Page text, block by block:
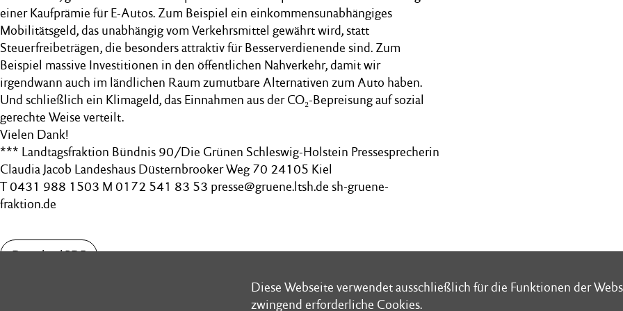
Diese Webseite verwendet ausschließlich für die Funktionen der
zwingend erforderliche Cookies.
Diese Webseite verwendet ausschließlich für die Funktionen der
zwingend erforderliche Cookies.
einer Kaufprämie für E-Autos. Zum Beispiel ein einkommensunabhängiges
Mobilitätsgeld, das unabhängig vom Verkehrsmittel gewährt wird, statt
Steuerfreibeträgen, die besonders attraktiv für Besserverdienende sind. Zum
Beispiel massive Investitionen in den öffentlichen Nahverkehr, damit wir
irgendwann auch im ländlichen Raum zumutbare Alternativen zum Auto haben.
Und schließlich ein Klimageld, das Einnahmen aus der CO₂-Bepreisung auf sozial
gerechte Weise verteilt.
Vielen Dank!
*** Landtagsfraktion Bündnis 90/Die Grünen Schleswig-Holstein Pressesprecherin
Claudia Jacob Landeshaus Düsternbrooker Weg 70 24105 Kiel
T 0431 988 1503 M 0172 541 83 53 presse@gruene.ltsh.de sh-gruene-
fraktion.de
Download PDF